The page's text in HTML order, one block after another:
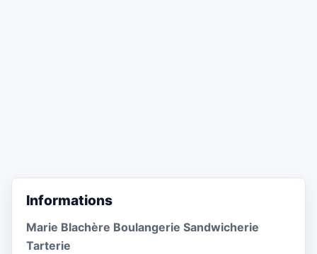
Informations
Marie Blachère Boulangerie Sandwicherie
Tarterie